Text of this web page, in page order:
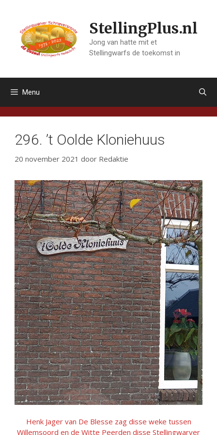
inhoud
StellingPlus.nl
Jong van hatte mit et
Stellingwarfs de toekomst in
Menu
296. ’t Oolde Kloniehuus
20 november 2021 door Redaktie
Henk Jager van De Blesse zag disse weke tussen
Willemsoord en de Witte Peerden disse Stellingwarver